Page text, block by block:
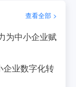
查看全部 >
为中小企业赋
企业数字化转